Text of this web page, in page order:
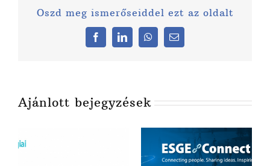
Oszd meg ismerőseiddel ezt az oldalt
FacebookLinkedInWhatsAppEmail:
Ajánlott bejegyzések